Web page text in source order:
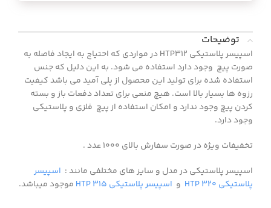
توضیحات
اسپیسر پلاستیکی HTP312 در مواردی که احتیاج به ایجاد فاصله به
صورت پیچ وجود دارد استفاده می شود. به این دلیل که جنس
استفاده شده برای تولید این محصول از پلی آمید می باشد کیفیت
رزوه ها بسیار بالا است. هیچ منعی برای تعداد دفعات باز و بسته
کردن پیچ وجود ندارد و امکان استفاده از پیچ فلزی و پلاستیکی
وجود دارد.
تخفیفات ویژه در صورت سفارش بالای ۱۰۰۰ عدد .
اسپیسر پلاستیکی در مدل و سایز های مختلفی مانند : اسپیسر
پلاستیکی HTP 320
و اسپیسر پلاستیکی HTP 315 موجود میباشد.